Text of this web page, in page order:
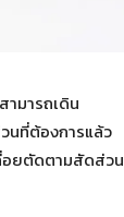
ามารถเดิน
นที่ต้องการแล้ว
อยตัดตามสัดส่วน